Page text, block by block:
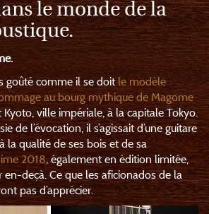
le monde de la
goûté comme il se doit le modèle
au bourg mythique de Magome
ville impériale, à la capitale Tokyo.
de l’évocation, il s’agissait d’une guitare
la qualité de ses bois et de sa
2018, également en édition limitée,
en-deçà. Ce que les aficionados de la
pas d’apprécier.